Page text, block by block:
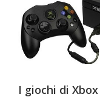
I giochi di